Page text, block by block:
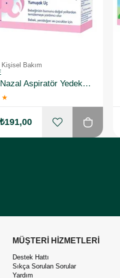
Bakım
Otribebe Nazal Aspiratör Yedek Uç 10 Adet
★
₺191,00
MÜŞTERİ HİZMETLERİ
Destek Hattı
Sıkça Sorulan Sorular
Yardım